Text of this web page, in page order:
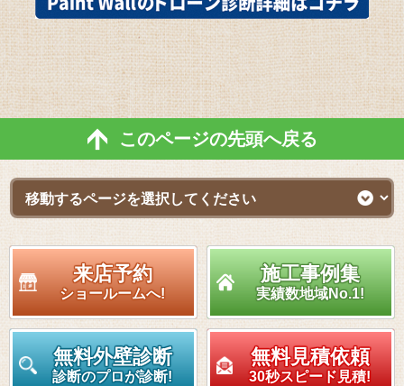
このページの先頭へ戻る
来店予約
ショールームへ!
施工事例集
実績数地域No.1!
無料外壁診断
診断のプロが診断!
無料見積依頼
30秒スピード見積!